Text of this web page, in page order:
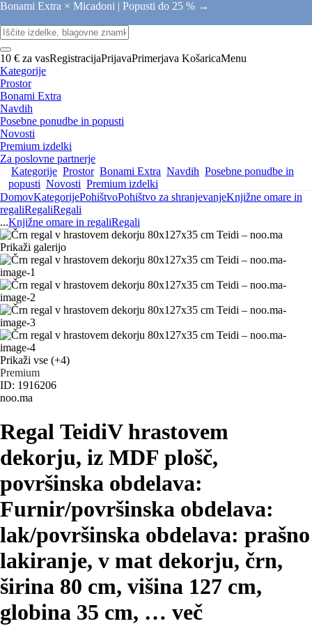
Bonami Extra × Micadoni | Popusti do 25 % →
10 € za vasRegistracijaPrijavaPrimerjava KošaricaMenu
Kategorije
Prostor
Bonami Extra
Navdih
Posebne ponudbe in popusti
Novosti
Premium izdelki
Za poslovne partnerje
Kategorije Prostor Bonami Extra Navdih Posebne ponudbe in
popusti Novosti Premium izdelki
DomovKategorijePohištvoPohištvo za shranjevanjeKnjižne omare in
regaliRegaliRegali
...Knjižne omare in regaliRegali
Prikaži galerijo
Prikaži vse (+4)
Premium
ID: 1916206
noo.ma
Regal TeidiV hrastovem
dekorju, iz MDF plošč,
površinska obdelava:
Furnir/površinska obdelava:
lak/površinska obdelava: prašno
lakiranje, v mat dekorju, črn,
širina 80 cm, višina 127 cm,
globina 35 cm, … več